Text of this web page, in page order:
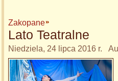
Zakopane
Lato Teatralne
Niedziela, 24 lipca 2016 r.